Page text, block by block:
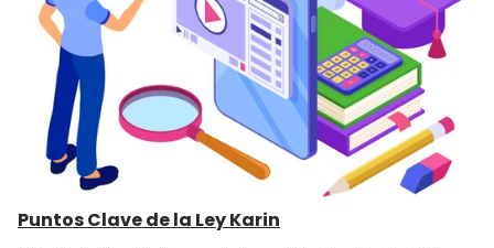
Puntos Clave de la Ley Karin